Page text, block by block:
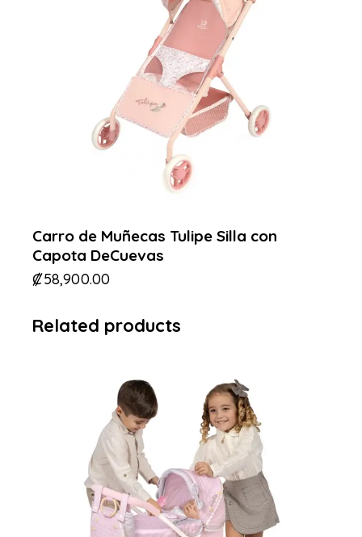
Carro de Muñecas Tulipe Silla con
Capota DeCuevas
₡58,900.00
Related products